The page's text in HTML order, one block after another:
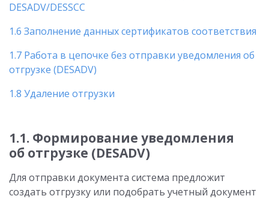
DESADV/DESSCC
1.6 Заполнение данных сертификатов соответствия
1.7 Работа в цепочке без отправки уведомления об
отгрузке (DESADV)
1.8 Удаление отгрузки
1.1. Формирование уведомления
об отгрузке (DESADV)
Для отправки документа система предложит
создать отгрузку или подобрать учетный документ